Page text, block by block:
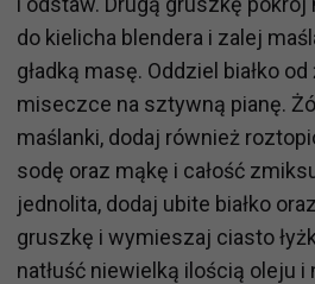
do kielicha blendera i zalej
gładką masę. Oddziel białko
miseczce na sztywną pianę.
maślanki, dodaj również
sodę oraz mąkę i całość
jednolita, dodaj ubite białko
gruszkę i wymieszaj ciasto
natłuść niewielką ilością oleju i